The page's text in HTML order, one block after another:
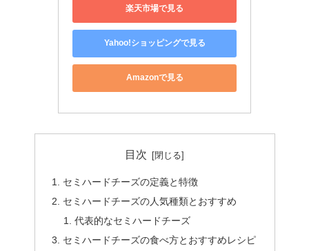
楽天市場で見る
Yahoo!ショッピングで見る
Amazonで見る
目次
セミハードチーズの定義と特徴
セミハードチーズの人気種類とおすすめ
代表的なセミハードチーズ
セミハードチーズの食べ方とおすすめレシピ